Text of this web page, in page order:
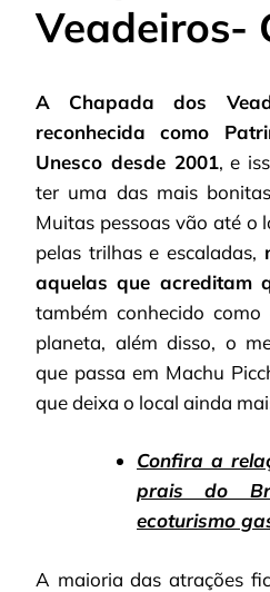
Veadeiros-
A Chapada dos
reconhecida como
Unesco desde 2001, e
ter uma das mais
Muitas pessoas vão até o
pelas trilhas e escaladas,
aquelas que acreditam
também conhecido
planeta, além disso, o
que passa em Machu
que deixa o local ainda
Confira a
prais do
ecoturismo
A maioria das atrações